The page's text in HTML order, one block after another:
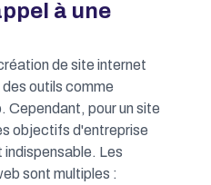
à une
de site internet
outils comme
Cependant, pour un site
objectifs d'entreprise
indispensable. Les
sont multiples :